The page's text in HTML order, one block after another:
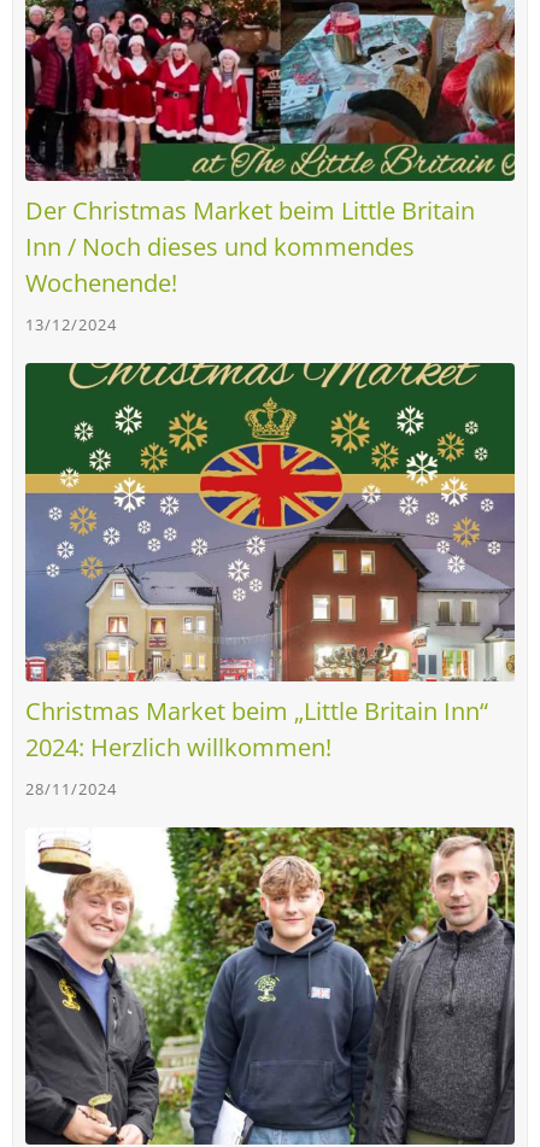
Der Christmas Market beim Little Britain
Inn / Noch dieses und kommendes
Wochenende!
13/12/2024
Christmas Market beim „Little Britain Inn“
2024: Herzlich willkommen!
28/11/2024